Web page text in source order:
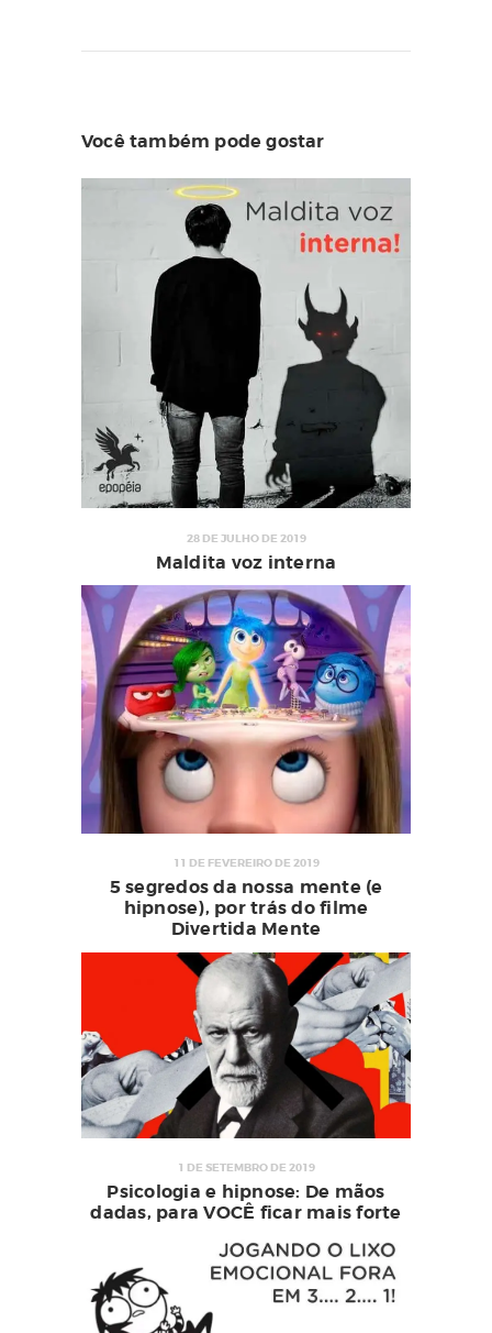
Você também pode gostar
28 DE JULHO DE 2019
Maldita voz interna
11 DE FEVEREIRO DE 2019
5 segredos da nossa mente (e
hipnose), por trás do filme
Divertida Mente
1 DE SETEMBRO DE 2019
Psicologia e hipnose: De mãos
dadas, para VOCÊ ficar mais forte